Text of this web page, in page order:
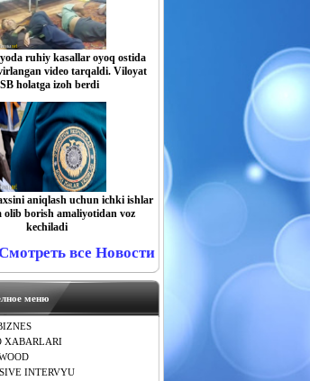
ruhiy kasallar oyoq ostida
video tarqaldi. Viloyat
holatga izoh berdi
aniqlash uchun ichki ishlar
olib borish amaliyotidan voz
kechiladi
все Новости
меню
XABARLARI
INTERVYU